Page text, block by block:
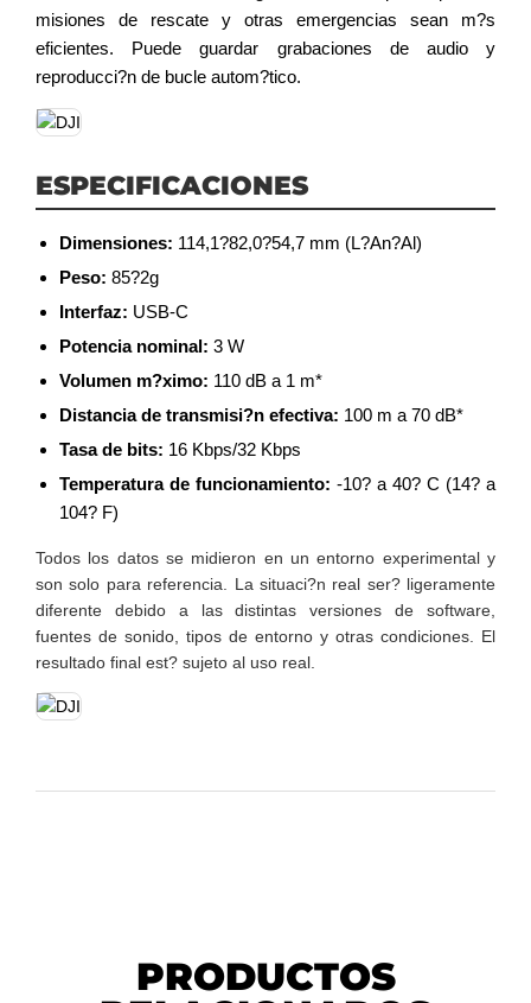
misiones de rescate y otras emergencias sean m?s
eficientes. Puede guardar grabaciones de audio y
reproducci?n de bucle autom?tico.
ESPECIFICACIONES
Dimensiones: 114,1?82,0?54,7 mm (L?An?Al)
Peso: 85?2g
Interfaz: USB-C
Potencia nominal: 3 W
Volumen m?ximo: 110 dB a 1 m*
Distancia de transmisi?n efectiva: 100 m a 70 dB*
Tasa de bits: 16 Kbps/32 Kbps
Temperatura de funcionamiento: -10? a 40? C (14? a
104? F)
Todos los datos se midieron en un entorno experimental y
son solo para referencia. La situaci?n real ser? ligeramente
diferente debido a las distintas versiones de software,
fuentes de sonido, tipos de entorno y otras condiciones. El
resultado final est? sujeto al uso real.
PRODUCTOS